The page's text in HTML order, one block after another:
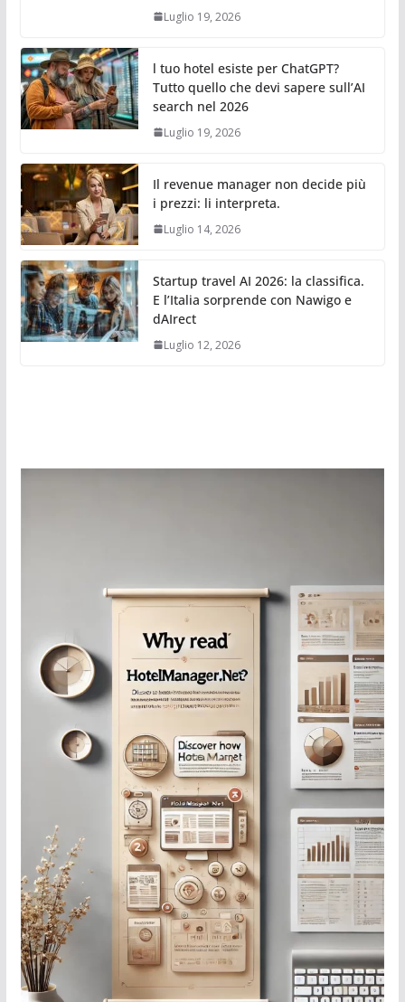
Luglio 19, 2026
l tuo hotel esiste per ChatGPT?
Tutto quello che devi sapere sull’AI
search nel 2026
Luglio 19, 2026
Il revenue manager non decide più
i prezzi: li interpreta.
Luglio 14, 2026
Startup travel AI 2026: la classifica.
E l’Italia sorprende con Nawigo e
dAIrect
Luglio 12, 2026